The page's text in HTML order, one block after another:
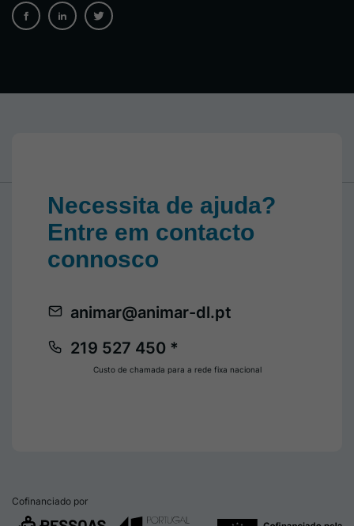
Necessita de ajuda?
Entre em contacto
connosco
219 527 450 *
animar@animar-dl.pt
Custo de chamada para a rede fixa nacional
Cofinanciado por